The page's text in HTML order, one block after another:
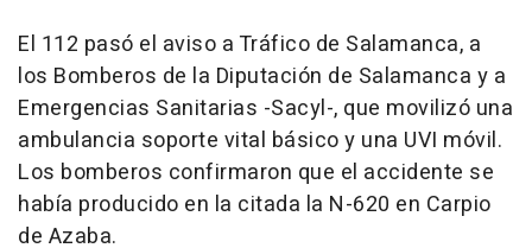
El 112 pasó el aviso a Tráfico de Salamanca, a
los Bomberos de la Diputación de Salamanca y a
Emergencias Sanitarias -Sacyl-, que movilizó una
ambulancia soporte vital básico y una UVI móvil.
Los bomberos confirmaron que el accidente se
había producido en la citada la N-620 en Carpio
de Azaba.